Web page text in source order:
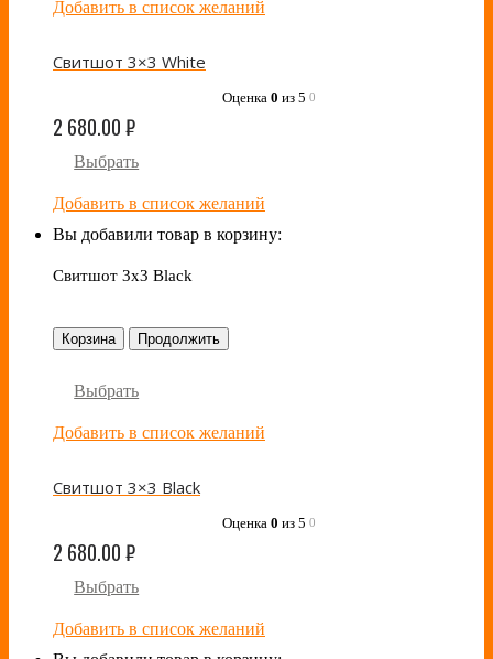
Добавить в список желаний
Свитшот 3×3 White
Оценка 0 из 5 0
2 680.00₽
Выбрать
Добавить в список желаний
Вы добавили товар в корзину:
Свитшот 3x3 Black
Корзина Продолжить
Выбрать
Добавить в список желаний
Свитшот 3×3 Black
Оценка 0 из 5 0
2 680.00₽
Выбрать
Добавить в список желаний